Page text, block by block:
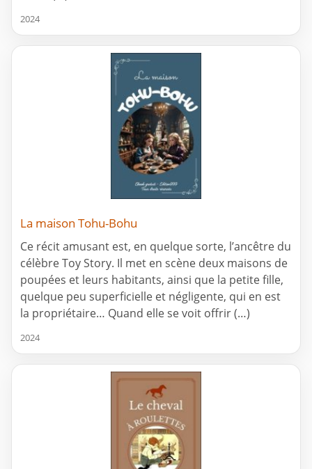
2024
La maison Tohu-Bohu
Ce récit amusant est, en quelque sorte, l’ancêtre du
célèbre Toy Story. Il met en scène deux maisons de
poupées et leurs habitants, ainsi que la petite fille,
quelque peu superficielle et négligente, qui en est
la propriétaire… Quand elle se voit offrir (…)
2024